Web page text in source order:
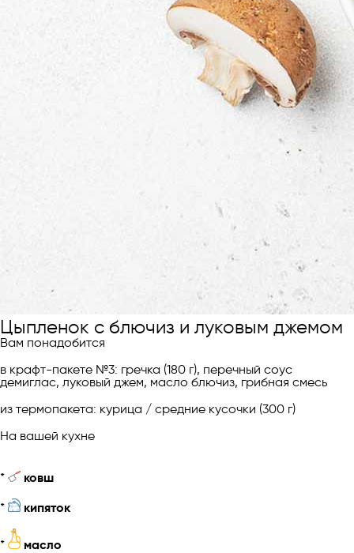
Цыпленок с блючиз и луковым джемом
Вам понадобится
в крафт-пакете №3: гречка (180 г), перечный соус
демиглас, луковый джем, масло блючиз, грибная смесь
из термопакета: курица / средние кусочки (300 г)
На вашей кухне
* ковш
* кипяток
* масло